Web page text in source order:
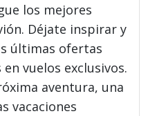
los mejores
Déjate inspirar y
últimas ofertas
vuelos exclusivos.
aventura, una
vacaciones